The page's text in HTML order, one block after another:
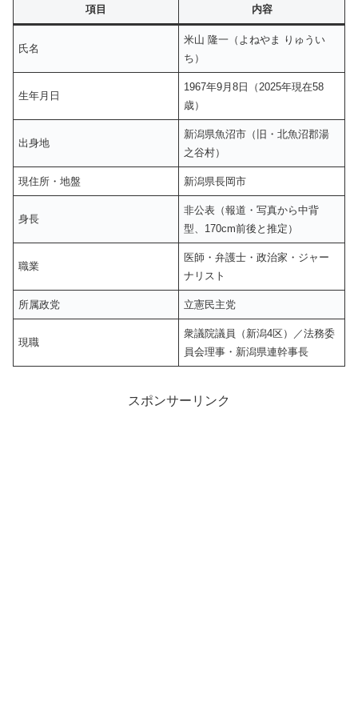
項目 内容
氏名
米山 隆一（よねやま りゅうい
ち）
生年月日
1967年9月8日（2025年現在58
歳）
出身地
新潟県魚沼市（旧・北魚沼郡湯
之谷村）
現住所・地盤 新潟県長岡市
身長
非公表（報道・写真から中背
型、170cm前後と推定）
職業
医師・弁護士・政治家・ジャー
ナリスト
所属政党 立憲民主党
現職
衆議院議員（新潟4区）／法務委
員会理事・新潟県連幹事長
スポンサーリンク